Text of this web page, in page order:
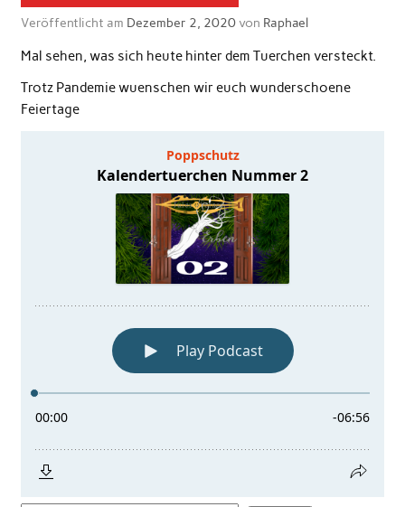
Veröffentlicht am Dezember 2, 2020von Raphael
Mal sehen, was sich heute hinter dem Tuerchen versteckt.
Trotz Pandemie wuenschen wir euch wunderschoene
Feiertage